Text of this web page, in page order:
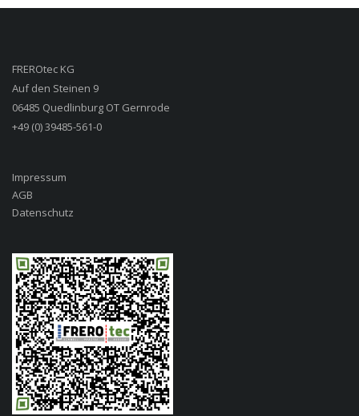
FREROtec KG
Auf den Steinen 9
06485 Quedlinburg OT Gernrode
+49 (0) 39485-561-0
Impressum
AGB
Datenschutz